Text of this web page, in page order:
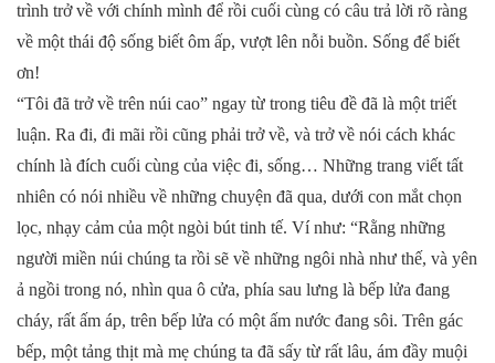
trình trở về với chính mình để rồi cuối cùng có câu trả lời rõ ràng
về một thái độ sống biết ôm ấp, vượt lên nỗi buồn. Sống để biết
ơn!
“Tôi đã trở về trên núi cao” ngay từ trong tiêu đề đã là một triết
luận. Ra đi, đi mãi rồi cũng phải trở về, và trở về nói cách khác
chính là đích cuối cùng của việc đi, sống… Những trang viết tất
nhiên có nói nhiều về những chuyện đã qua, dưới con mắt chọn
lọc, nhạy cảm của một ngòi bút tinh tế. Ví như: “Rằng những
người miền núi chúng ta rồi sẽ về những ngôi nhà như thế, và yên
ả ngồi trong nó, nhìn qua ô cửa, phía sau lưng là bếp lửa đang
cháy, rất ấm áp, trên bếp lửa có một ấm nước đang sôi. Trên gác
bếp, một tảng thịt mà mẹ chúng ta đã sấy từ rất lâu, ám đầy muội